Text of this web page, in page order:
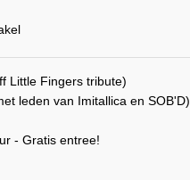
Little Fingers tribute)
leden van Imitallica en SOB'D)
- Gratis entree!